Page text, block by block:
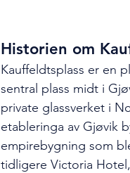
Historien om
Kauffeldtsplass er en
sentral plass midt i
private glassverket i
etableringa av Gjøvik
empirebygning som
tidligere Victoria